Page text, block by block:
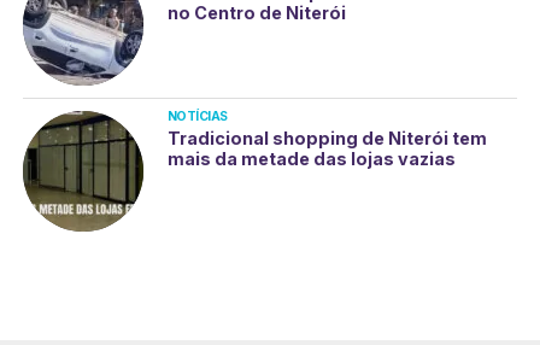
no Centro de Niterói
NOTÍCIAS
Tradicional shopping de Niterói tem
mais da metade das lojas vazias